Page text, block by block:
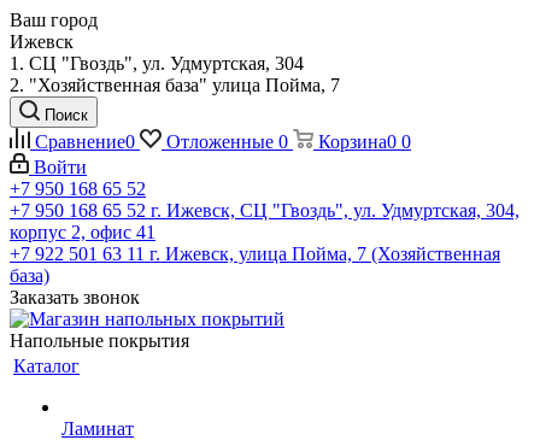
Ваш город
Ижевск
1. СЦ "Гвоздь", ул. Удмуртская, 304
2. "Хозяйственная база" улица Пойма, 7
Поиск
Сравнение0 Отложенные 0 Корзина0 0
Войти
+7 950 168 65 52
+7 950 168 65 52 г. Ижевск, СЦ "Гвоздь", ул. Удмуртская, 304,
корпус 2, офис 41
+7 922 501 63 11 г. Ижевск, улица Пойма, 7 (Хозяйственная
база)
Заказать звонок
Напольные покрытия
Каталог
Ламинат